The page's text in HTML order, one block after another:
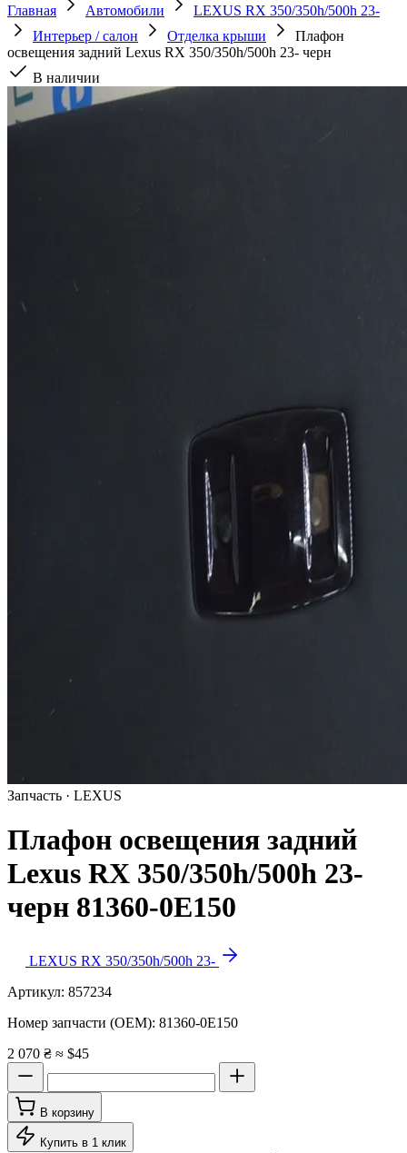
Главная Автомобили
LEXUS RX 350/350h/500h 23-
Интерьер / салон
Отделка крыши
Плафон
освещения задний Lexus RX 350/350h/500h 23- черн
В наличии
Запчасть · LEXUS
Плафон освещения задний
Lexus RX 350/350h/500h 23-
черн 81360-0E150
LEXUS RX 350/350h/500h 23-
Артикул: 857234
Номер запчасти (OEM): 81360-0E150
2 070 ₴ ≈ $45
В корзину
Купить в 1 клик